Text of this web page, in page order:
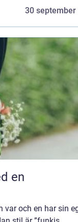
30 september
en
var och en har sin